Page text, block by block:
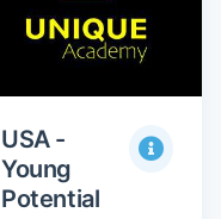
USA -
Young
Potential